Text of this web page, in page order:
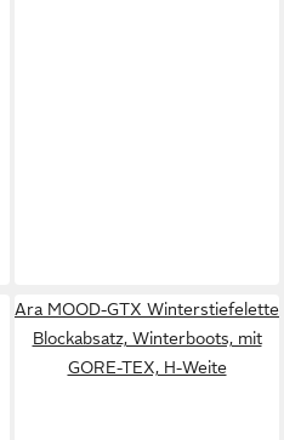
Ara MOOD-GTX Winterstiefelette
Blockabsatz, Winterboots, mit
GORE-TEX, H-Weite